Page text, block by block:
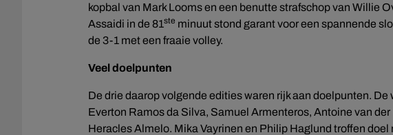
kopbal van Mark Looms en een benutte strafschop van Willie
Assaidi in de 81ste minuut stond garant voor een spannende
de 3-1 met een fraaie volley.
Veel doelpunten
De drie daarop volgende edities waren rijk aan doelpunten.
Everton Ramos da Silva, Samuel Armenteros, Antoine van
Heracles Almelo. Mika Vayrinen en Philip Haglund troffen